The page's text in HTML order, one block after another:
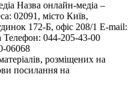
Назва онлайн-медіа –
02091, місто Київ,
172-Б, офіс 208/1 E-mail:
Телефон: 044-205-43-00
06068
розміщених на
посилання на